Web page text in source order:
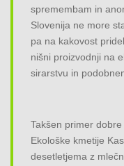
spremembam in
Slovenija ne more
pa na kakovost
nišni proizvodnji na
sirarstvu in
Takšen primer
Ekološke kmetije
desetletjema z